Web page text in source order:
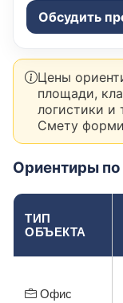
Обсудить
Цены
площади,
логистики и
Смету
Ориентиры по
ТИП
ОБЪЕКТА
Офис